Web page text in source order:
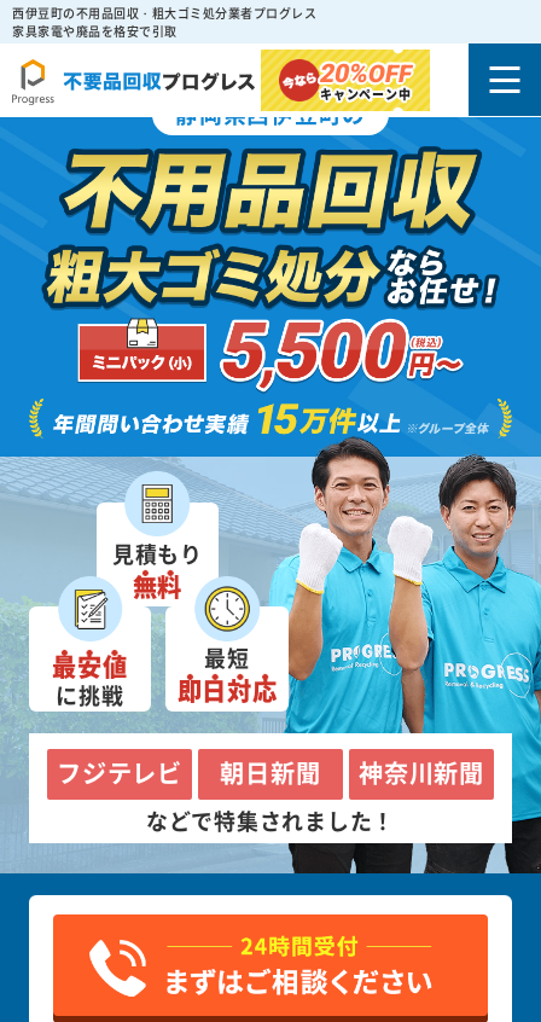
西伊豆町の不用品回収・粗大ゴミ処分業者プログレス
家具家電や廃品を格安で引取
20%OFF
キャンペーン中
静岡県西伊豆町の
見積もり
無料
最安値
に挑戦
最短
即日対応
フジテレビ 朝日新聞 神奈川新聞
などで特集されました！